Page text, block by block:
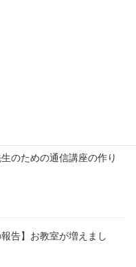
のための通信講座の作り
告】お教室が増えまし